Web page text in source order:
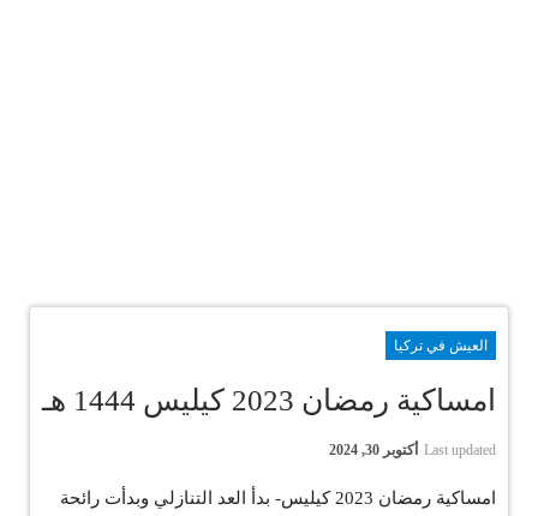
العيش في تركيا
امساكية رمضان 2023 كيليس 1444 هـ
Last updated أكتوبر 30, 2024
امساكية رمضان 2023 كيليس- بدأ العد التنازلي وبدأت رائحة